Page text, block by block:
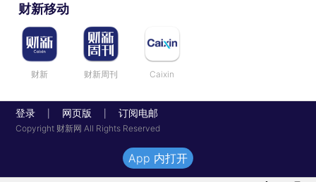
财新移动
财新 财新周刊 Caixin
登录 网页版 订阅电邮
Copyright 财新网 All Rights Reserved
App 内打开